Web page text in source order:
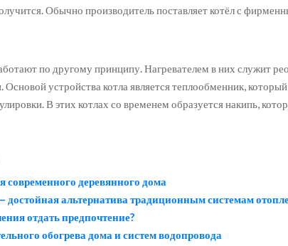
Обычно производитель поставляет котёл с
по другому принципу. Нагревателем в них служит
Основой устройства котла является теплообменник,
В этих котлах со временем образуется накипь,
современного деревянного дома
альтернатива традиционным системам
отдать предпочтение?
обогрева дома и систем водопровода